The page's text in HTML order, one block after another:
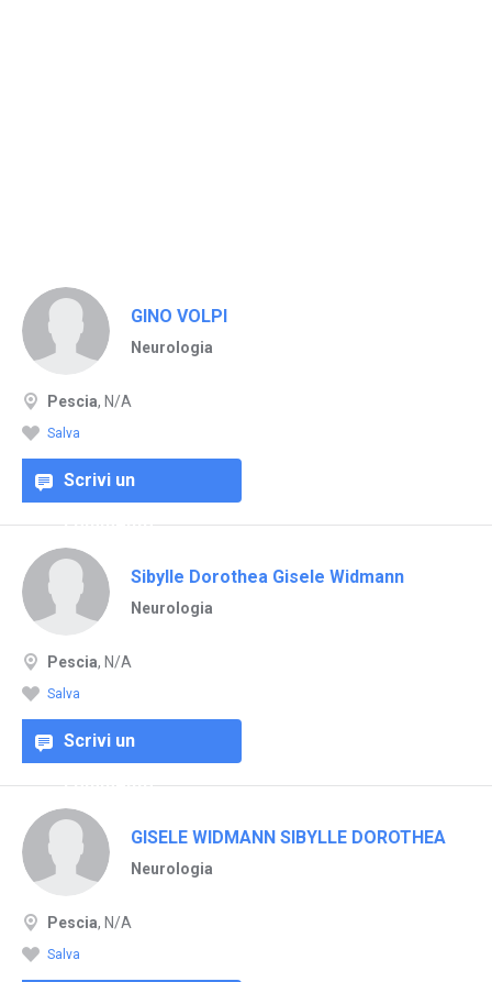
GINO VOLPI
Neurologia
Pescia, N/A
Salva
Scrivi un
commento
Sibylle Dorothea Gisele Widmann
Neurologia
Pescia, N/A
Salva
Scrivi un
commento
GISELE WIDMANN SIBYLLE DOROTHEA
Neurologia
Pescia, N/A
Salva